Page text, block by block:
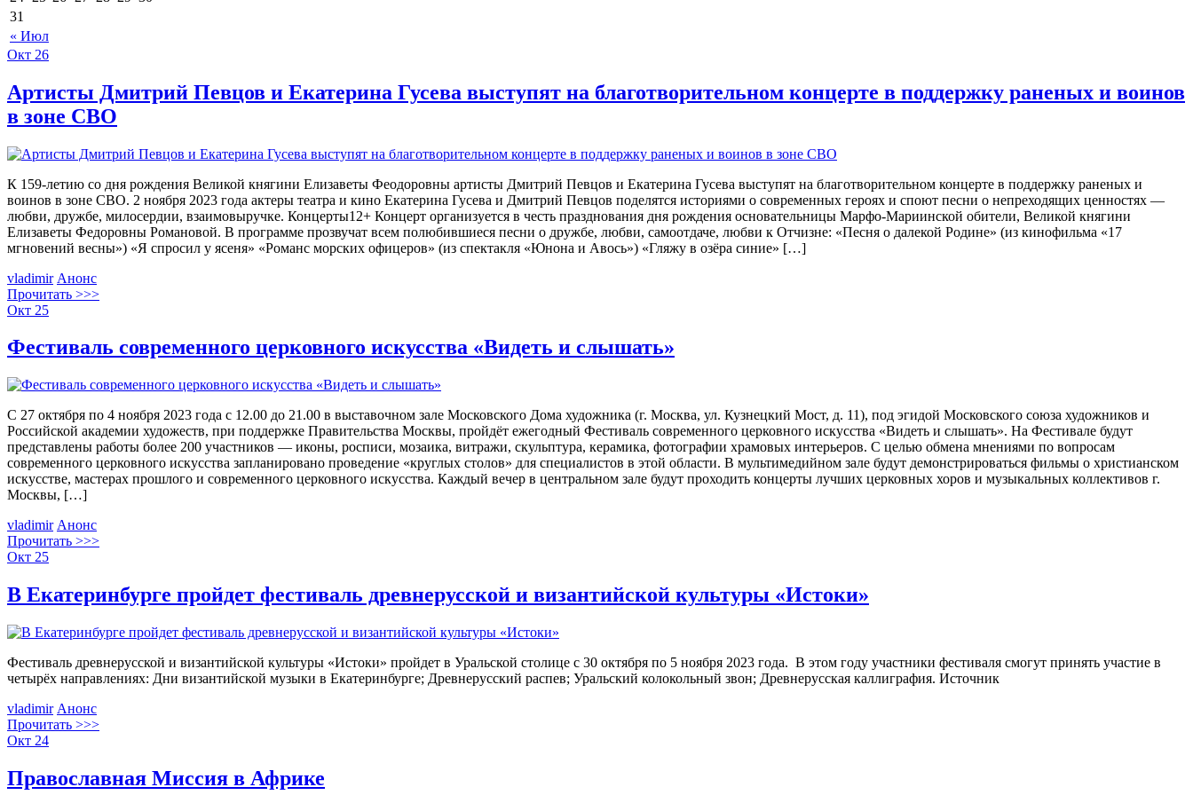
« Июл
31
Окт 26
Артисты Дмитрий Певцов и Екатерина Гусева выступят на благотворительном концерте в поддержку раненых и воинов
в зоне СВО
К 159-летию со дня рождения Великой княгини Елизаветы Феодоровны артисты Дмитрий Певцов и Екатерина Гусева выступят на благотворительном концерте в поддержку раненых и
воинов в зоне СВО. 2 ноября 2023 года актеры театра и кино Екатерина Гусева и Дмитрий Певцов поделятся историями о современных героях и споют песни о непреходящих ценностях —
любви, дружбе, милосердии, взаимовыручке. Концерты12+ Концерт организуется в честь празднования дня рождения основательницы Марфо-Мариинской обители, Великой княгини
Елизаветы Федоровны Романовой. В программе прозвучат всем полюбившиеся песни о дружбе, любви, самоотдаче, любви к Отчизне: «Песня о далекой Родине» (из кинофильма «17
мгновений весны») «Я спросил у ясеня» «Романс морских офицеров» (из спектакля «Юнона и Авось») «Гляжу в озёра синие» […]
vladimir Анонс
Прочитать >>>
Окт 25
Фестиваль современного церковного искусства «Видеть и слышать»
С 27 октября по 4 ноября 2023 года с 12.00 до 21.00 в выставочном зале Московского Дома художника (г. Москва, ул. Кузнецкий Мост, д. 11), под эгидой Московского союза художников и
Российской академии художеств, при поддержке Правительства Москвы, пройдёт ежегодный Фестиваль современного церковного искусства «Видеть и слышать». На Фестивале будут
представлены работы более 200 участников — иконы, росписи, мозаика, витражи, скульптура, керамика, фотографии храмовых интерьеров. С целью обмена мнениями по вопросам
современного церковного искусства запланировано проведение «круглых столов» для специалистов в этой области. В мультимедийном зале будут демонстрироваться фильмы о христианском
искусстве, мастерах прошлого и современного церковного искусства. Каждый вечер в центральном зале будут проходить концерты лучших церковных хоров и музыкальных коллективов г.
Москвы, […]
vladimir Анонс
Прочитать >>>
Окт 25
В Екатеринбурге пройдет фестиваль древнерусской и византийской культуры «Истоки»
Фестиваль древнерусской и византийской культуры «Истоки» пройдет в Уральской столице с 30 октября по 5 ноября 2023 года. ​ В этом году участники фестиваля смогут принять участие в
четырёх направлениях: Дни византийской музыки в Екатеринбурге; Древнерусский распев; Уральский колокольный звон; Древнерусская каллиграфия. Источник
vladimir Анонс
Прочитать >>>
Окт 24
Православная Миссия в Африке